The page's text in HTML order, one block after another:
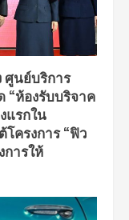
ศูนย์บริการ
“ห้องรับบริจาค
แรกใน
ครงการ “ฟิว
การให้